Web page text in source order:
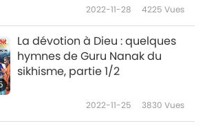
2022-11-28 4225 Vues
La dévotion à Dieu : quelques
hymnes de Guru Nanak du
sikhisme, partie 1/2
2022-11-25 3830 Vues